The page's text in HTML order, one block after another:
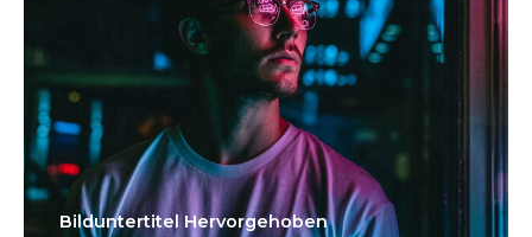
Bild­unter­titel Hervorgehoben